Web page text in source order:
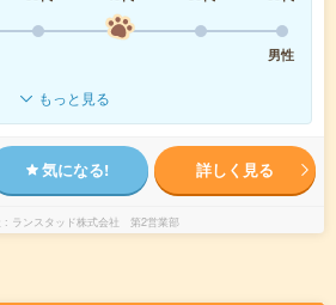
男性
もっと見る
気になる! 詳しく見る
ランスタッド株式会社 第2営業部